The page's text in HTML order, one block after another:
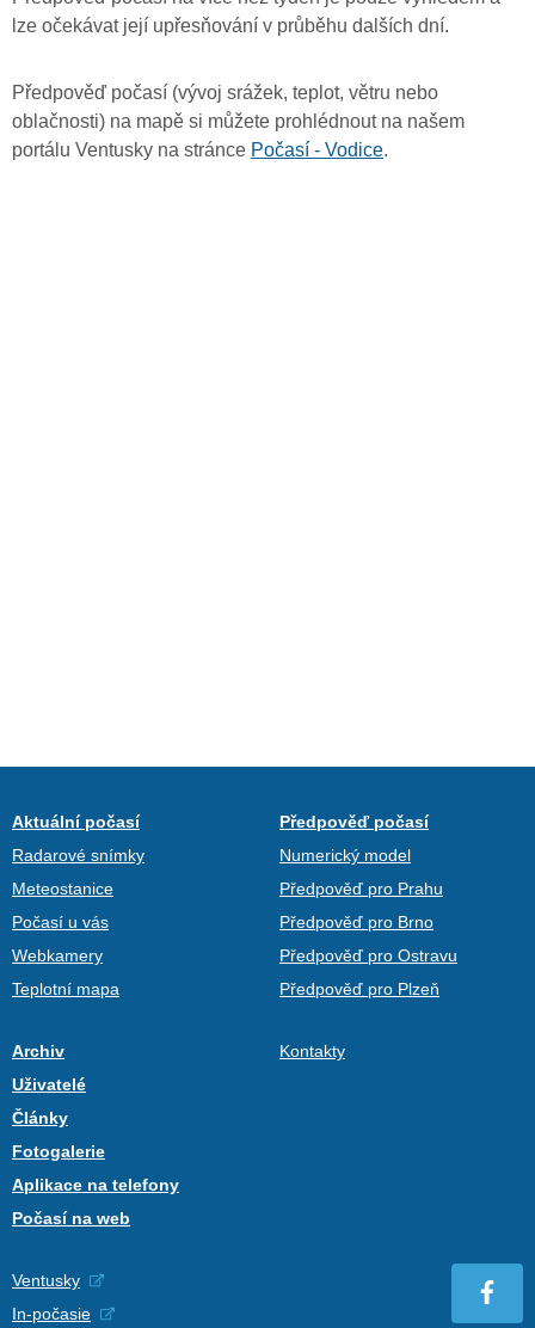
lze očekávat její upřesňování v průběhu dalších dní.
Předpověď počasí (vývoj srážek, teplot, větru nebo
oblačnosti) na mapě si můžete prohlédnout na našem
portálu Ventusky na stránce Počasí - Vodice.
Aktuální počasí
Radarové snímky
Meteostanice
Počasí u vás
Webkamery
Teplotní mapa
Předpověď počasí
Numerický model
Předpověď pro Prahu
Předpověď pro Brno
Předpověď pro Ostravu
Předpověď pro Plzeň
Archiv
Uživatelé
Články
Fotogalerie
Aplikace na telefony
Počasí na web
Kontakty
Ventusky
In-počasie